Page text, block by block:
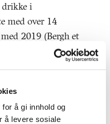
å gi innhold og
å levere sosiale
drikke i
med over 14
2019 (Bergh et
redusert og
Dette, i
i markedet